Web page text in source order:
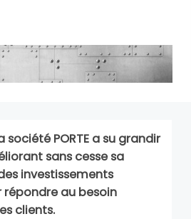
société PORTE a su grandir
sans cesse sa
investissements
au besoin
clients.